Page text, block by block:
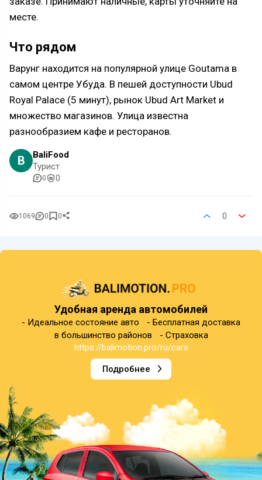
месте.
Что рядом
Варунг находится на популярной улице Goutama в
самом центре Убуда. В пешей доступности Ubud
Royal Palace (5 минут), рынок Ubud Art Market и
множество магазинов. Улица известна
разнообразием кафе и ресторанов.
B
BaliFood
Турист
0 0
1069 0 0 0
Удобная аренда автомобилей
- Идеальное состояние авто - Бесплатная доставка
в большинство районов - Страховка
https://balimotion.pro/ru/cars
Подробнее